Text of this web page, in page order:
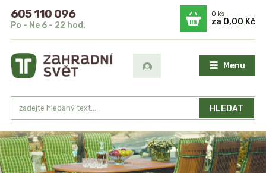
Menu
HLEDAT
605 110 096
Po - Ne 6 - 22 hod.
0ks
za 0,00 Kč